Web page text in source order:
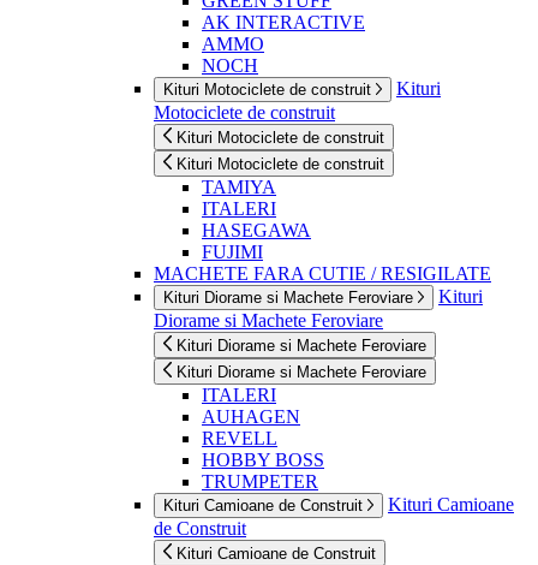
AK INTERACTIVE
AMMO
NOCH
Kituri Motociclete de construit
Kituri
Motociclete de construit
Kituri Motociclete de construit
Kituri Motociclete de construit
TAMIYA
ITALERI
HASEGAWA
FUJIMI
MACHETE FARA CUTIE / RESIGILATE
Kituri Diorame si Machete Feroviare
Kituri
Diorame si Machete Feroviare
Kituri Diorame si Machete Feroviare
Kituri Diorame si Machete Feroviare
ITALERI
AUHAGEN
REVELL
HOBBY BOSS
TRUMPETER
Kituri Camioane de Construit
Kituri Camioane
de Construit
Kituri Camioane de Construit